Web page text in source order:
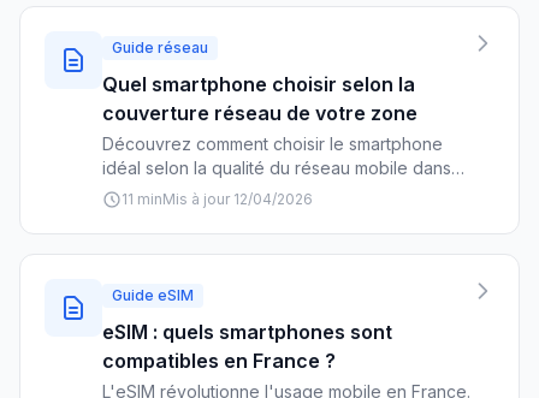
Guide réseau
Quel smartphone choisir selon la
couverture réseau de votre zone
Découvrez comment choisir le smartphone
idéal selon la qualité du réseau mobile dans
votre zone. Comparatif des performances par
conseils pratiques pour optimiser votre
11 minMis à jour 12/04/2026
Guide eSIM
eSIM : quels smartphones sont
compatibles en France ?
L'eSIM révolutionne l'usage mobile en France.